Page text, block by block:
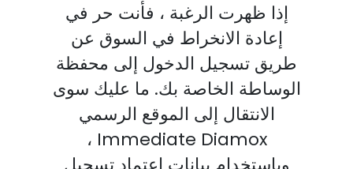
إذا ظهرت الرغبة ، فأنت حر في
إعادة الانخراط في السوق عن
طريق تسجيل الدخول إلى محفظة
الوساطة الخاصة بك. ما عليك سوى
الانتقال إلى الموقع الرسمي
Immediate Diamox ،